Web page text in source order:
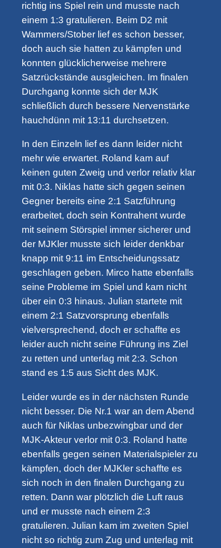
richtig ins Spiel rein und musste nach
einem 1:3 gratulieren. Beim D2 mit
Wammers/Stober lief es schon besser,
doch auch sie hatten zu kämpfen und
konnten glücklicherweise mehrere
Satzrückstände ausgleichen. Im finalen
Durchgang konnte sich der MJK
schließlich durch bessere Nervenstärke
hauchdünn mit 13:11 durchsetzen.
In den Einzeln lief es dann leider nicht
mehr wie erwartet. Roland kam auf
keinen guten Zweig und verlor relativ klar
mit 0:3. Niklas hatte sich gegen seinen
Gegner bereits eine 2:1 Satzführung
erarbeitet, doch sein Kontrahent wurde
mit seinem Störspiel immer sicherer und
der MJKler musste sich leider denkbar
knapp mit 9:11 im Entscheidungssatz
geschlagen geben. Mirco hatte ebenfalls
seine Probleme im Spiel und kam nicht
über ein 0:3 hinaus. Julian startete mit
einem 2:1 Satzvorsprung ebenfalls
vielversprechend, doch er schaffte es
leider auch nicht seine Führung ins Ziel
zu retten und unterlag mit 2:3. Schon
stand es 1:5 aus Sicht des MJK.
Leider wurde es in der nächsten Runde
nicht besser. Die Nr.1 war an dem Abend
auch für Niklas unbezwingbar und der
MJK-Akteur verlor mit 0:3. Roland hatte
ebenfalls gegen seinen Materialspieler zu
kämpfen, doch der MJKler schaffte es
sich noch in den finalen Durchgang zu
retten. Dann war plötzlich die Luft raus
und er musste nach einem 2:3
gratulieren. Julian kam im zweiten Spiel
nicht so richtig zum Zug und unterlag mit